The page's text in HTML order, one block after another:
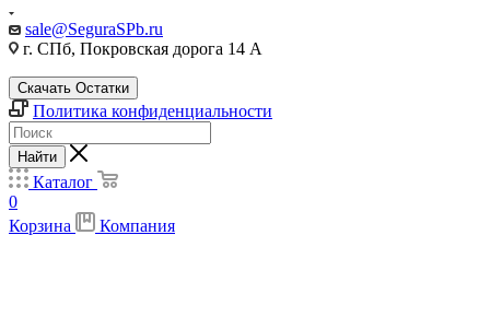
sale@SeguraSPb.ru
г. СПб, Покровская дорога 14 А
Скачать Остатки
Политика конфиденциальности
Найти
Каталог
0
Корзина
Компания